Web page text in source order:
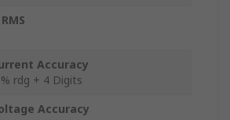
Accuracy
rdg + 4 Digits
Accuracy